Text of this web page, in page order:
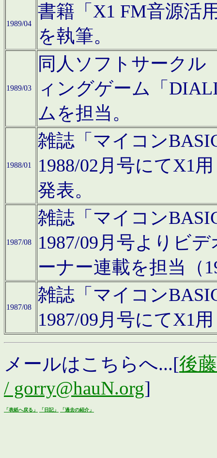
1989/04
書籍「X1 FM音源活
を執筆。
1989/03
同人ソフトサークル
ィングゲーム「
ムを担当。
1988/01
雑誌「マイコン
1988/02月号にてX1
発表。
1987/08
雑誌「マイコン
1987/09月号よりビ
ーナー連載を担当（
1987/08
雑誌「マイコン
1987/09月号にてX1
メールはこちらへ...[後
/ gorry@hauN.org]
「表紙へ戻る」 「日記」 「過去の紹介」